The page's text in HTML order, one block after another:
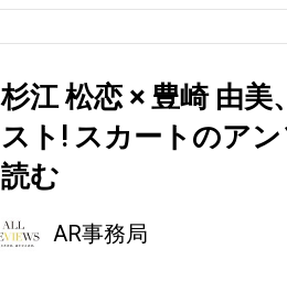
杉江 松恋 × 豊崎 由
スト! スカートのア
読む
AR事務局